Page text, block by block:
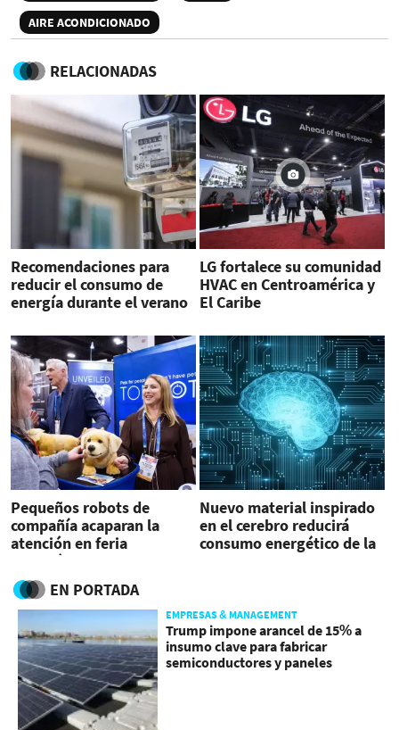
AIRE ACONDICIONADO
RELACIONADAS
Recomendaciones para
reducir el consumo de
energía durante el verano
LG fortalece su comunidad
HVAC en Centroamérica y
El Caribe
Pequeños robots de
compañía acaparan la
atención en feria
tecnológica CES 2026
Nuevo material inspirado
en el cerebro reducirá
consumo energético de la
EN PORTADA
EMPRESAS & MANAGEMENT
Trump impone arancel de 15% a
insumo clave para fabricar
semiconductores y paneles